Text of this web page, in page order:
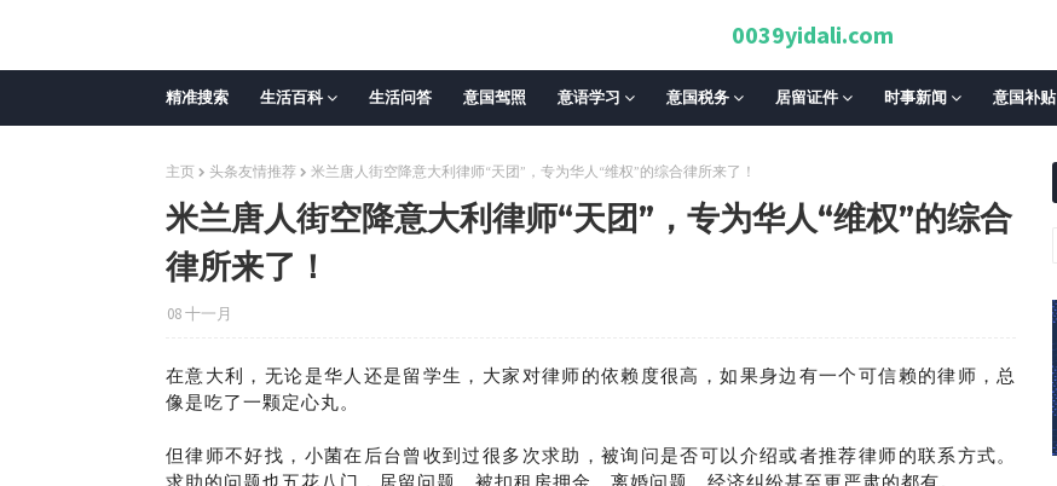
0039yidali.com
精准搜索 生活百科 生活问答 意国驾照 意语学习 意国税务 居留证件 时事新闻 意国补贴
主页 头条友情推荐 米兰唐人街空降意大利律师“天团”，专为华人“维权”的综合律所来了！
米兰唐人街空降意大利律师“天团”，专为华人“维权”的综合
律所来了！
08 十一月
在意大利，无论是华人还是留学生，大家对律师的依赖度很高，如果身边有一个可信赖的律师，总
像是吃了一颗定心丸。
但律师不好找，小菌在后台曾收到过很多次求助，被询问是否可以介绍或者推荐律师的联系方式。